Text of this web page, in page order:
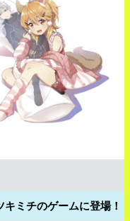
ミチのゲームに登場！